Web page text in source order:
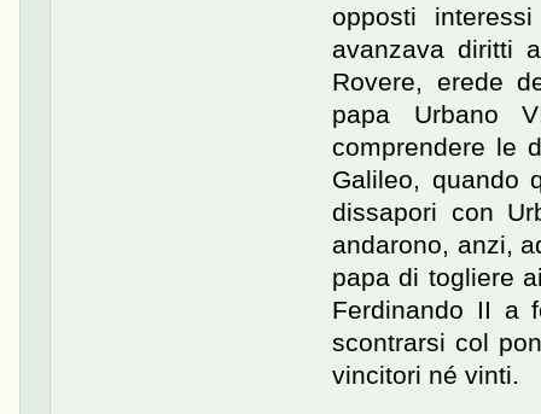
opposti
avanzava diritti
Rovere, erede
papa Urbano
comprendere le
Galileo, quando
dissapori con
andarono, anzi,
papa di togliere
Ferdinando II a
scontrarsi col
vincitori né vinti.